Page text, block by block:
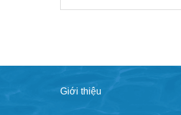
Giới thiệu